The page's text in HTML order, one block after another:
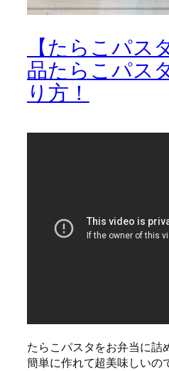
【たらこパス
品たらこパス
り方！
たらこパスタをお弁当に詰
簡単に作れて超美味しいの